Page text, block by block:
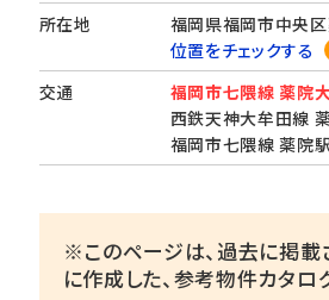
所在地
福岡県福岡市中央
位置をチェックする
交通
福岡市七隈線 薬院
西鉄天神大牟田線
福岡市七隈線 薬院
※このページは、過去に掲
に作成した、参考物件カタロ